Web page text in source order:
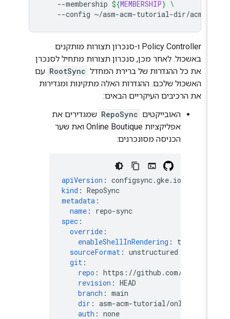
--membership ${MEMBERSHIP
--config
‫Policy Controller ו-סנכרון תצורות מותקנים
באשכול. לאחר מכן,‏ סנכרון תצורות מתחיל לסנכרן
את כל ההגדרות של ברירת המחדל RootSync עם
האשכול שלכם. ההגדרות האלה מתקינות ומגדירות
את הרכיבים העיקריים הבאים:
האובייקטים RepoSync שמגדירים את
אפליקציות Online Boutique ואת שער
הכניסה מסונכרנים:
apiVersion: configsync.gke.io/v1beta1
kind: RepoSync
metadata
name: repo-sync
spec
override
enableShellInRendering
sourceFormat: unstructured
git
repo: https://github.com/
revision: HEAD
branch: main
dir: asm-acm-tutorial/online-
auth: none